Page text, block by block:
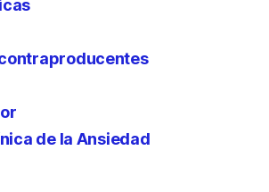
de la Ansiedad